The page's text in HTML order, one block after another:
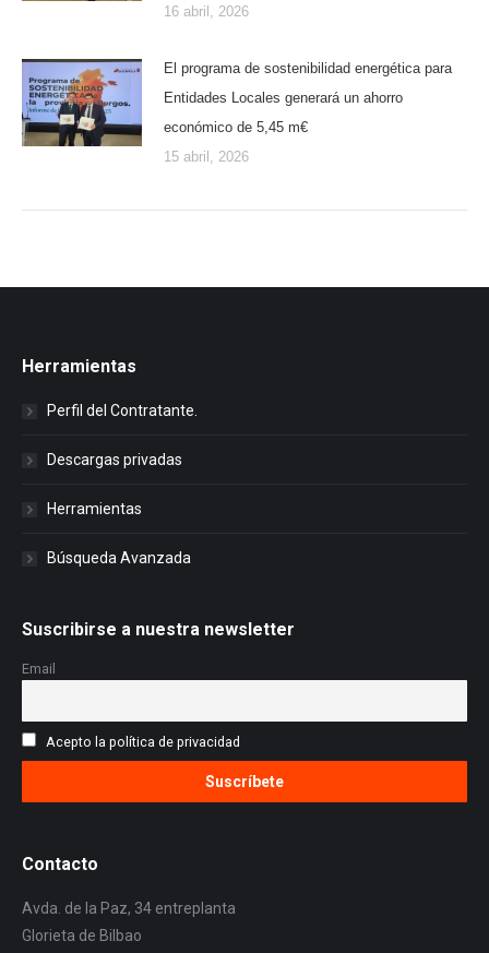
16 abril, 2026
El programa de sostenibilidad energética para
Entidades Locales generará un ahorro
económico de 5,45 m€
15 abril, 2026
Herramientas
Perfil del Contratante.
Descargas privadas
Herramientas
Búsqueda Avanzada
Suscribirse a nuestra newsletter
Email
Acepto la política de privacidad
Contacto
Avda. de la Paz, 34 entreplanta
Glorieta de Bilbao